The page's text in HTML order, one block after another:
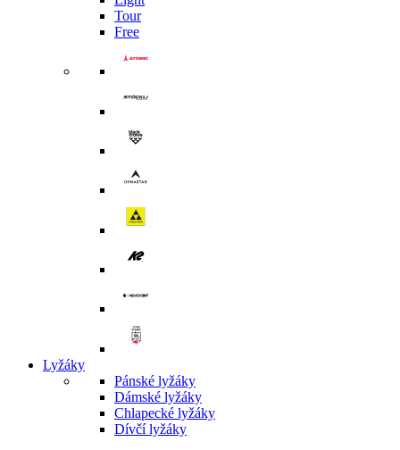
Tour
Free
Lyžáky
Pánské lyžáky
Dámské lyžáky
Chlapecké lyžáky
Dívčí lyžáky